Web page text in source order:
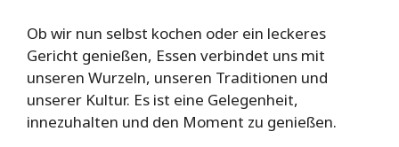
Ob wir nun selbst kochen oder ein leckeres
Gericht genießen, Essen verbindet uns mit
unseren Wurzeln, unseren Traditionen und
unserer Kultur. Es ist eine Gelegenheit,
innezuhalten und den Moment zu genießen.